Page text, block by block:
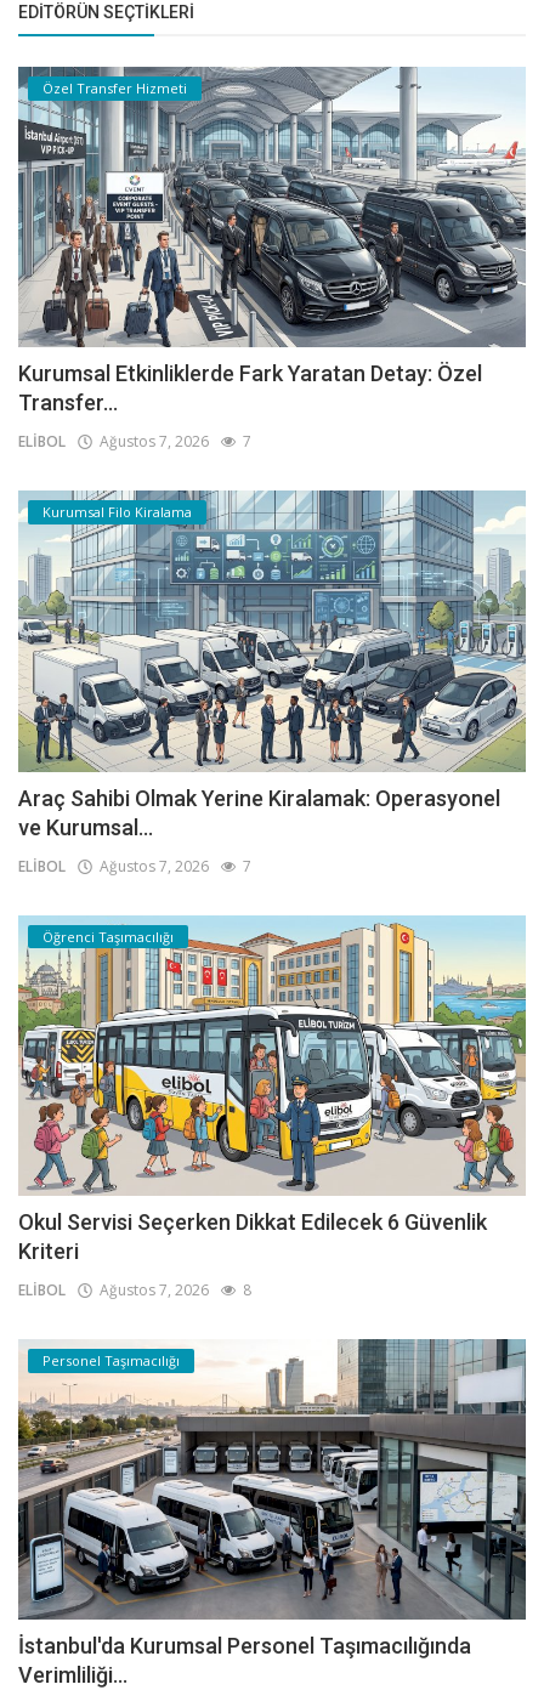
EDITÖRÜN SEÇTIKLERI
Özel Transfer Hizmeti
Kurumsal Etkinliklerde Fark Yaratan Detay: Özel
Transfer...
ELİBOL Ağustos 7, 2026 7
Kurumsal Filo Kiralama
Araç Sahibi Olmak Yerine Kiralamak: Operasyonel
ve Kurumsal...
ELİBOL Ağustos 7, 2026 7
Öğrenci Taşımacılığı
Okul Servisi Seçerken Dikkat Edilecek 6 Güvenlik
Kriteri
ELİBOL Ağustos 7, 2026 8
Personel Taşımacılığı
İstanbul'da Kurumsal Personel Taşımacılığında
Verimliliği...